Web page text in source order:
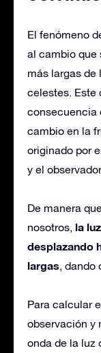
El fenómeno
al cambio que
más largas de
celestes. Este
consecuencia
cambio en la
originado por
y el
De manera
nosotros, la
desplazando
largas, dando
Para calcular
observación y
onda de la luz